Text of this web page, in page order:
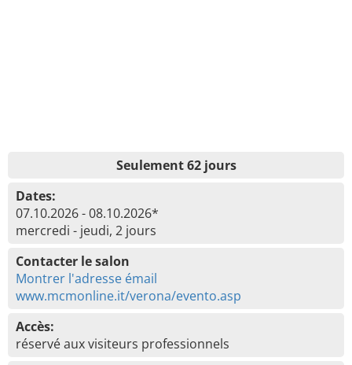
Seulement 62 jours
Dates:
07.10.2026 - 08.10.2026*
mercredi - jeudi, 2 jours
Contacter le salon
Montrer l'adresse émail
www.mcmonline.it/verona/evento.asp
Accès:
réservé aux visiteurs professionnels